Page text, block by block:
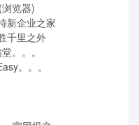
览器)
新企业之家
千里之外
。。。
。。。